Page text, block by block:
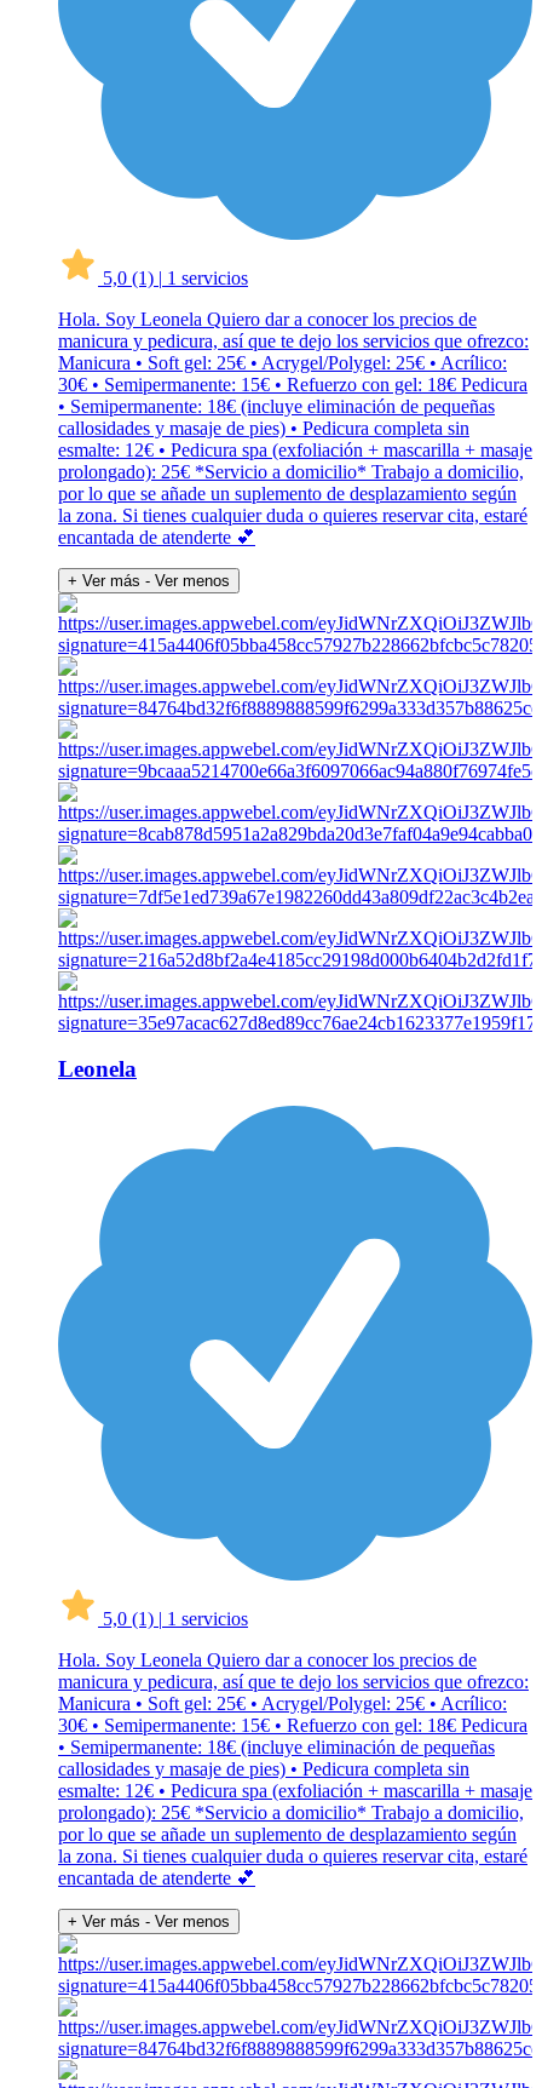
5,0 (1) | 1 servicios
Hola. Soy Leonela Quiero dar a conocer los precios de
manicura y pedicura, así que te dejo los servicios que ofrezco:
Manicura • Soft gel: 25€ • Acrygel/Polygel: 25€ • Acrílico:
30€ • Semipermanente: 15€ • Refuerzo con gel: 18€ Pedicura
• Semipermanente: 18€ (incluye eliminación de pequeñas
callosidades y masaje de pies) • Pedicura completa sin
esmalte: 12€ • Pedicura spa (exfoliación + mascarilla + masaje
prolongado): 25€ *Servicio a domicilio* Trabajo a domicilio,
por lo que se añade un suplemento de desplazamiento según
la zona. Si tienes cualquier duda o quieres reservar cita, estaré
encantada de atenderte 💕
+ Ver más - Ver menos
Leonela
5,0 (1) | 1 servicios
Hola. Soy Leonela Quiero dar a conocer los precios de
manicura y pedicura, así que te dejo los servicios que ofrezco:
Manicura • Soft gel: 25€ • Acrygel/Polygel: 25€ • Acrílico:
30€ • Semipermanente: 15€ • Refuerzo con gel: 18€ Pedicura
• Semipermanente: 18€ (incluye eliminación de pequeñas
callosidades y masaje de pies) • Pedicura completa sin
esmalte: 12€ • Pedicura spa (exfoliación + mascarilla + masaje
prolongado): 25€ *Servicio a domicilio* Trabajo a domicilio,
por lo que se añade un suplemento de desplazamiento según
la zona. Si tienes cualquier duda o quieres reservar cita, estaré
encantada de atenderte 💕
+ Ver más - Ver menos